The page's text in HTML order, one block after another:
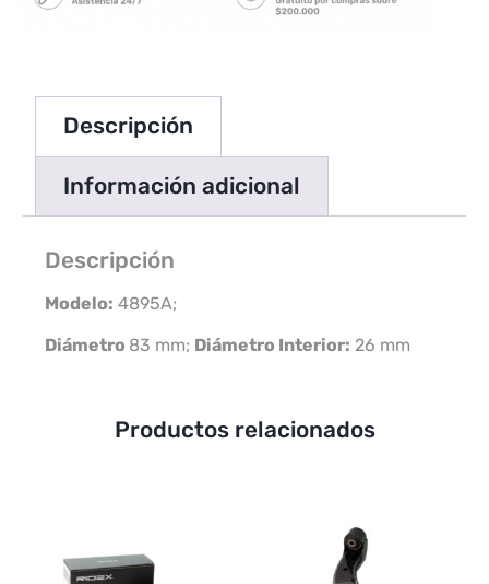
Descripción
Información adicional
Descripción
Modelo: 4895A;
Diámetro 83 mm; Diámetro Interior: 26 mm
Productos relacionados